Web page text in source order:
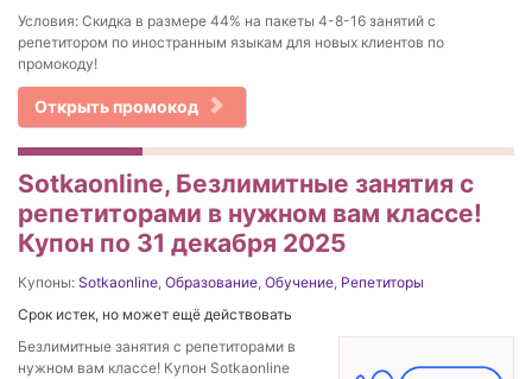
Условия: Скидка в размере 44% на пакеты 4-8-16 занятий с
репетитором по иностранным языкам для новых клиентов по
промокоду!
Открыть промокод
Sotkaonline, Безлимитные занятия с
репетиторами в нужном вам классе!
Купон по 31 декабря 2025
Купоны: Sotkaonline, Образование, Обучение, Репетиторы
Срок истек, но может ещё действовать
Безлимитные занятия с репетиторами в
нужном вам классе! Купон Sotkaonline